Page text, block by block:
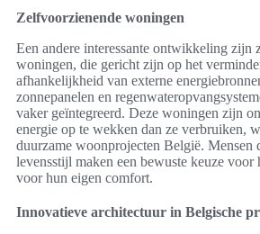
Zelfvoorzienende woningen
Een andere interessante ontwikkeling zijn
woningen, die gericht zijn op het
afhankelijkheid van externe
zonnepanelen en
vaker geïntegreerd. Deze woningen zijn
energie op te wekken dan ze verbruiken,
duurzame woonprojecten België. Mensen
levensstijl maken een bewuste keuze voor
voor hun eigen comfort.
Innovatieve architectuur in Belgische